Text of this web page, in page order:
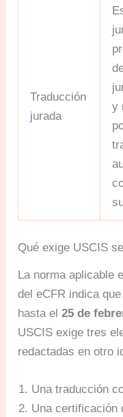
Traducción
jurada
y
Qué exige USCIS
La norma aplicable
del eCFR indica
hasta el25 de
USCIS exige tres
redactadas en otro
Una traducción
Una certificación